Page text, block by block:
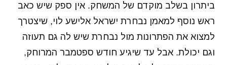
ביתרון בשלב מוקדם של המשחק. אין ספק שיש כאב
ראש נוסף למאמן נבחרת ישראל אלישע לוי, שיצטרך
למצוא את הפתרונות מול נבחרת שיש לה גם תעוזה
וגם יכולת. אבל עד שיגיע חודש ספטמבר המרוחק,